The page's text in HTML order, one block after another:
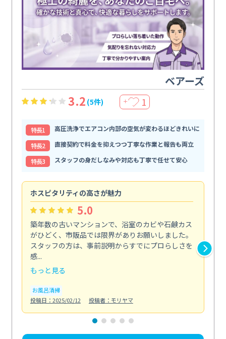
ベアーズ
3.2 (5件) ＋ 1
特⻑1
高圧洗浄でエアコン内部の空気が変わるほどきれいに
特⻑2
直接契約で料金を抑えつつ丁寧な作業と報告も両立
特⻑3
スタッフの身だしなみや対応も丁寧で任せて安心
ホスピタリティの高さが魅力
5.0
築年数の古いマンションで、浴室のカビや石鹸カス
がひどく、市販品では限界がありお願いしました。
スタッフの方は、事前説明からすでにプロらしさを
感...
もっと見る
お風呂清掃
投稿日：2025/02/12
投稿者：モリヤマ